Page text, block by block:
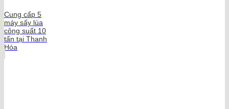
Cung cấp 5
máy sấy lúa
công suất 10
tấn tại Thanh
Hóa